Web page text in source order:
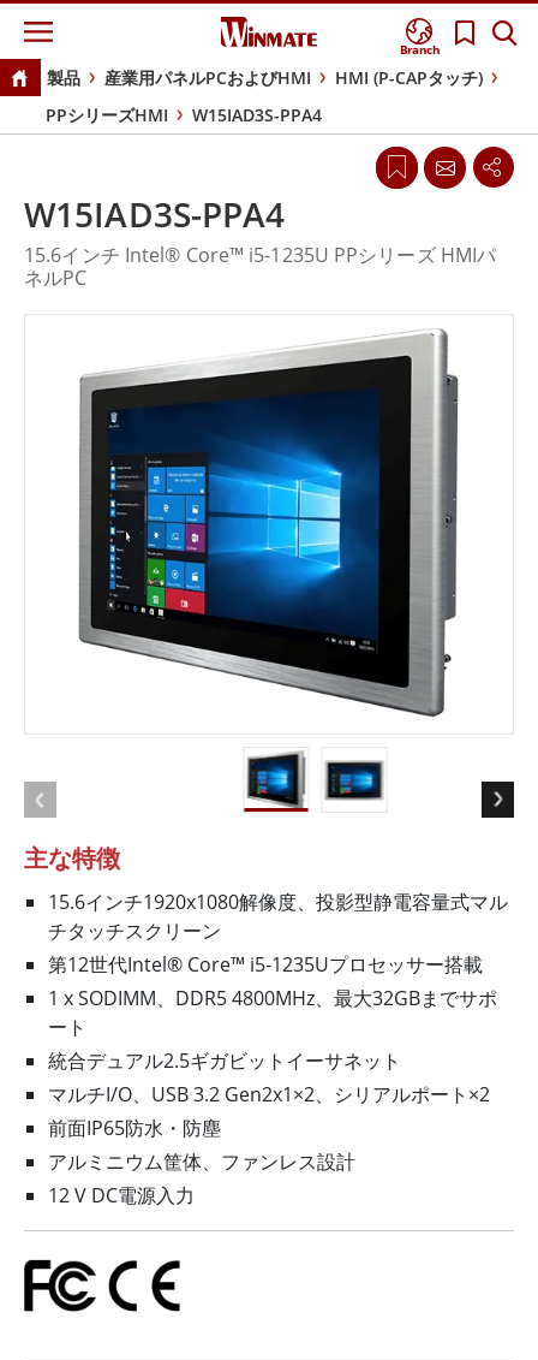
Branch
製品 産業用パネルPCおよびHMI
HMI (P-CAPタッチ)
PPシリーズHMI
W15IAD3S-PPA4
主な特徴
15.6インチ1920x1080解像度、投影型静電容量式マル
チタッチスクリーン
第12世代Intel® Core™ i5-1235Uプロセッサー搭載
1 x SODIMM、DDR5 4800MHz、最大32GBまでサポ
ート
統合デュアル2.5ギガビットイーサネット
マルチI/O、USB 3.2 Gen2x1×2、シリアルポート×2
前面IP65防水・防塵
アルミニウム筐体、ファンレス設計
12 V DC電源入力
W15IAD3S-PPA4
15.6インチ Intel® Core™ i5-1235U PPシリーズ HMIパ
ネルPC